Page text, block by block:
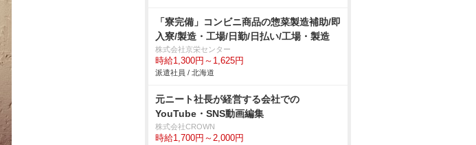
「寮完備」コンビニ商品の惣菜製造補助/即
入寮/製造・工場/日勤/日払い/工場・製造
株式会社京栄センター
時給1,300円～1,625円
派遣社員 / 北海道
元ニート社長が経営する会社での
YouTube・SNS動画編集
株式会社CROWN
時給1,700円～2,000円